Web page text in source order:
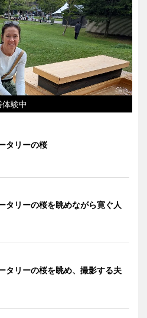
験中
タリーの桜
タリーの桜を眺めながら寛ぐ人
タリーの桜を眺め、撮影する夫